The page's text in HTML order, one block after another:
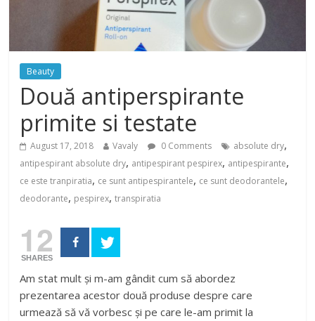
Beauty
Două antiperspirante
primite si testate
August 17, 2018 Vavaly 0 Comments absolute dry,
antipespirant absolute dry, antipespirant pespirex, antipespirante,
ce este tranpiratia, ce sunt antipespirantele, ce sunt deodorantele,
deodorante, pespirex,transpiratia
12
SHARES
Am stat mult și m-am gândit cum să abordez
prezentarea acestor două produse despre care
urmează să vă vorbesc și pe care le-am primit la